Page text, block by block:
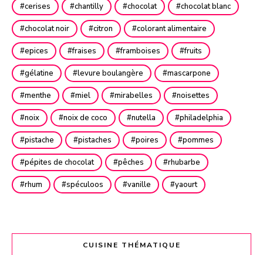
cerises chantilly chocolat chocolat blanc
chocolat noir citron colorant alimentaire
epices fraises framboises fruits
gélatine levure boulangère mascarpone
menthe miel mirabelles noisettes
noix noix de coco nutella philadelphia
pistache pistaches poires pommes
pépites de chocolat pêches rhubarbe
rhum spéculoos vanille yaourt
CUISINE THÉMATIQUE